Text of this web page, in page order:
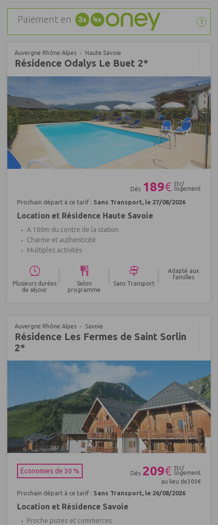
Paiement en ?
Auvergne Rhône Alpes Haute Savoie
Résidence Odalys Le Buet 2*
Dès 189€ ttc/
logement
Prochain départ à ce tarif : Sans Transport, le 27/08/2026
Location et Résidence Haute Savoie
A 100m du centre de la station
Charme et authenticité
Multiples activités
Plusieurs durées
de séjour
Selon
programme
Sans Transport
Adapté aux
familles
Auvergne Rhône Alpes Savoie
Résidence Les Fermes de Saint Sorlin
2*
Économies de 30 %
Dès 209€ ttc/
logement
au lieu de300€
Prochain départ à ce tarif : Sans Transport, le 26/08/2026
Location et Résidence Savoie
Proche pistes et commerces